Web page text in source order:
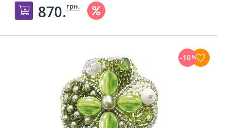
Добавить в корзину
870.грн.
-10%